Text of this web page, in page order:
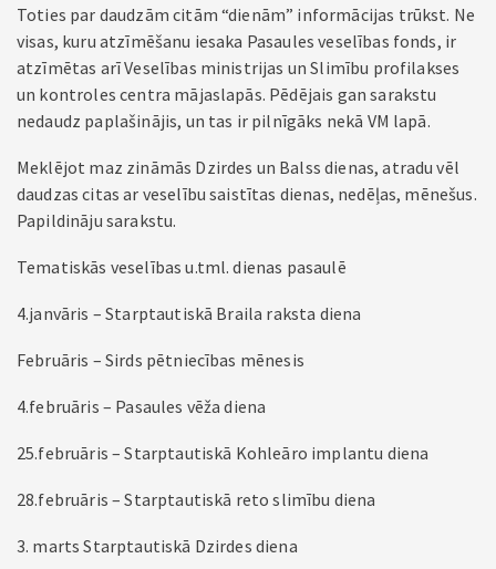
Toties par daudzām citām “dienām” informācijas trūkst. Ne
visas, kuru atzīmēšanu iesaka Pasaules veselības fonds, ir
atzīmētas arī Veselības ministrijas un Slimību profilakses
un kontroles centra mājaslapās. Pēdējais gan sarakstu
nedaudz paplašinājis, un tas ir pilnīgāks nekā VM lapā.
Meklējot maz zināmās Dzirdes un Balss dienas, atradu vēl
daudzas citas ar veselību saistītas dienas, nedēļas, mēnešus.
Papildināju sarakstu.
Tematiskās veselības u.tml. dienas pasaulē
4.janvāris – Starptautiskā Braila raksta diena
Februāris – Sirds pētniecības mēnesis
4.februāris – Pasaules vēža diena
25.februāris – Starptautiskā Kohleāro implantu diena
28.februāris – Starptautiskā reto slimību diena
3. marts Starptautiskā Dzirdes diena